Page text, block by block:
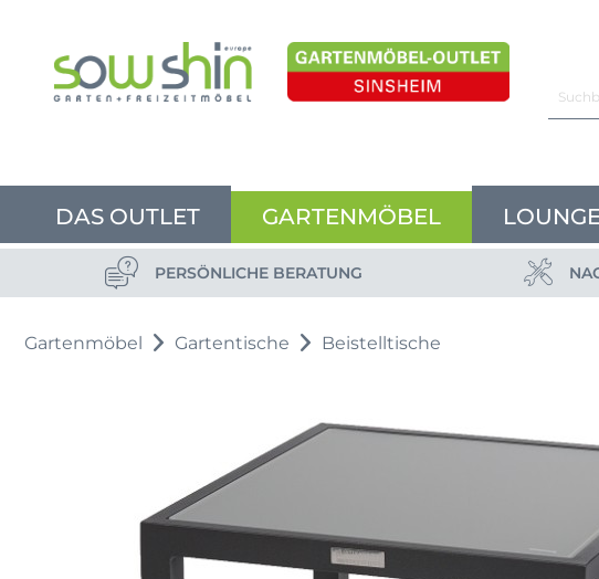
DAS OUTLET GARTENMÖBEL
PERSÖNLICHE BERATUNG
Gartenmöbel Gartentische Beistelltische